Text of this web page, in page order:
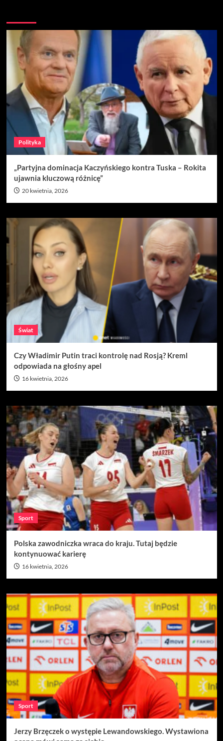
Polityka
„Partyjna dominacja Kaczyńskiego kontra Tuska – Rokita
ujawnia kluczową różnicę”
20 kwietnia, 2026
Świat
Czy Władimir Putin traci kontrolę nad Rosją? Kreml
odpowiada na głośny apel
16 kwietnia, 2026
Sport
Polska zawodniczka wraca do kraju. Tutaj będzie
kontynuować karierę
16 kwietnia, 2026
Sport
Jerzy Brzęczek o występie Lewandowskiego. Wystawiona